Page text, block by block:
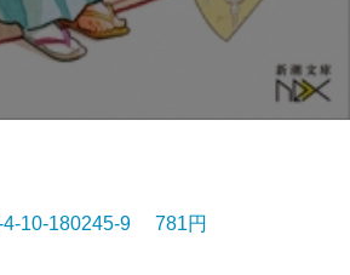
10-180245-9 781円